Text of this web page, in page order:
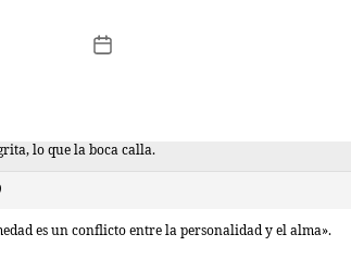
lo que la boca calla.
es un conflicto entre la personalidad y el alma».